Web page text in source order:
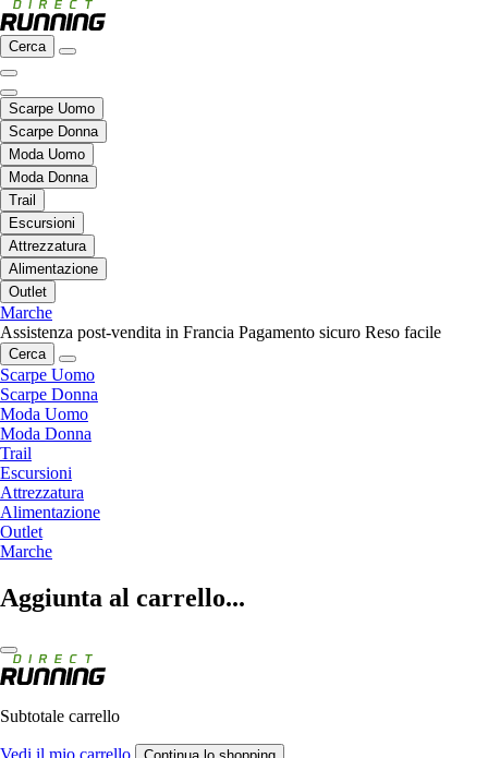
Cerca
Scarpe Uomo
Scarpe Donna
Moda Uomo
Moda Donna
Trail
Escursioni
Attrezzatura
Alimentazione
Outlet
Marche
Assistenza post-vendita in Francia Pagamento sicuro Reso facile
Cerca
Scarpe Uomo
Scarpe Donna
Moda Uomo
Moda Donna
Trail
Escursioni
Attrezzatura
Alimentazione
Outlet
Marche
Aggiunta al carrello...
Subtotale carrello
Vedi il mio carrello